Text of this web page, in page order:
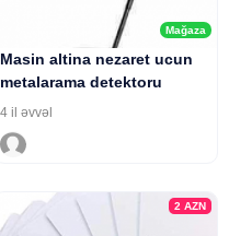
Mağaza
Masin altina nezaret ucun
metalarama detektoru
4 il əvvəl
2 AZN